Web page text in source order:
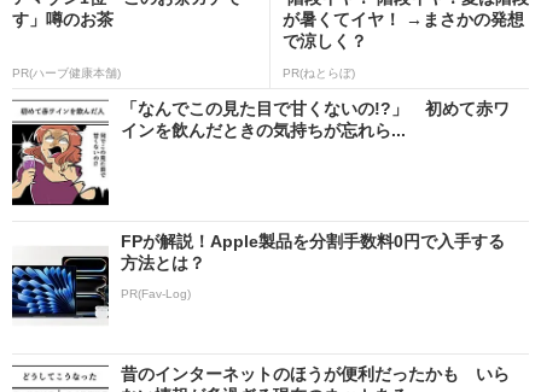
す」噂のお茶
PR(ハーブ健康本舗)
が暑くてイヤ！ →まさかの発想
で涼しく？
PR(ねとらぼ)
「なんでこの見た目で甘くないの!?」 初めて赤ワ
インを飲んだときの気持ちが忘れら...
FPが解説！Apple製品を分割手数料0円で入手する
方法とは？
PR(Fav-Log)
昔のインターネットのほうが便利だったかも いら